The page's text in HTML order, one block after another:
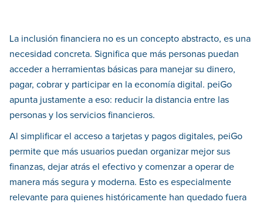
La inclusión financiera no es un concepto abstracto, es una
necesidad concreta. Significa que más personas puedan
acceder a herramientas básicas para manejar su dinero,
pagar, cobrar y participar en la economía digital. peiGo
apunta justamente a eso: reducir la distancia entre las
personas y los servicios financieros.
Al simplificar el acceso a tarjetas y pagos digitales, peiGo
permite que más usuarios puedan organizar mejor sus
finanzas, dejar atrás el efectivo y comenzar a operar de
manera más segura y moderna. Esto es especialmente
relevante para quienes históricamente han quedado fuera